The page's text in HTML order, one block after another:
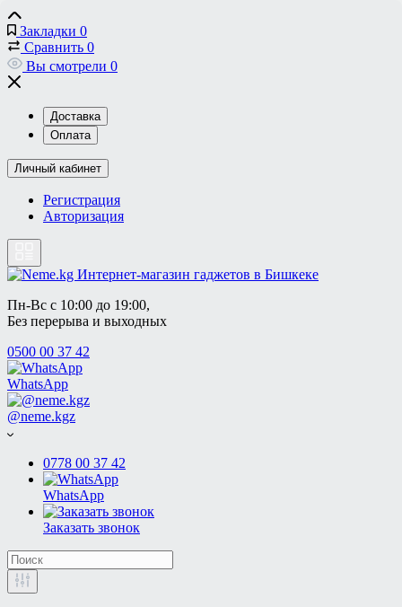
Закладки 0
Сравнить 0
Вы смотрели 0
Доставка
Оплата
Личный кабинет
Регистрация
Авторизация
Пн-Вс с 10:00 до 19:00,
Без перерыва и выходных
0500 00 37 42
WhatsApp
@neme.kgz
0778 00 37 42
WhatsApp
Заказать звонок